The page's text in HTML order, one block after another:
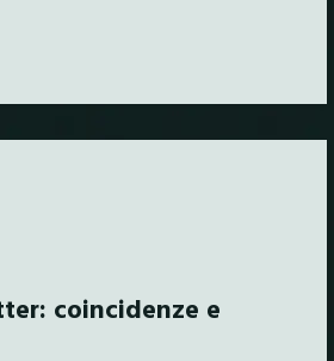
coincidenze e